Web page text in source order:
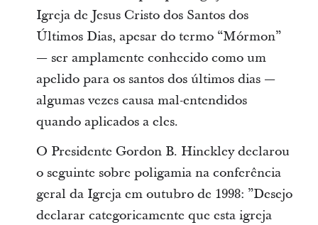
Igreja de Jesus Cristo dos Santos dos
Últimos Dias, apesar do termo “Mórmon”
— ser amplamente conhecido como um
apelido para os santos dos últimos dias —
algumas vezes causa mal-entendidos
quando aplicados a eles.
O Presidente Gordon B. Hinckley declarou
o seguinte sobre poligamia na conferência
geral da Igreja em outubro de 1998: ”Desejo
declarar categoricamente que esta igreja